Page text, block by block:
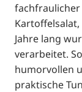
Jahre lang
verarbeitet.
humorvollen
praktische